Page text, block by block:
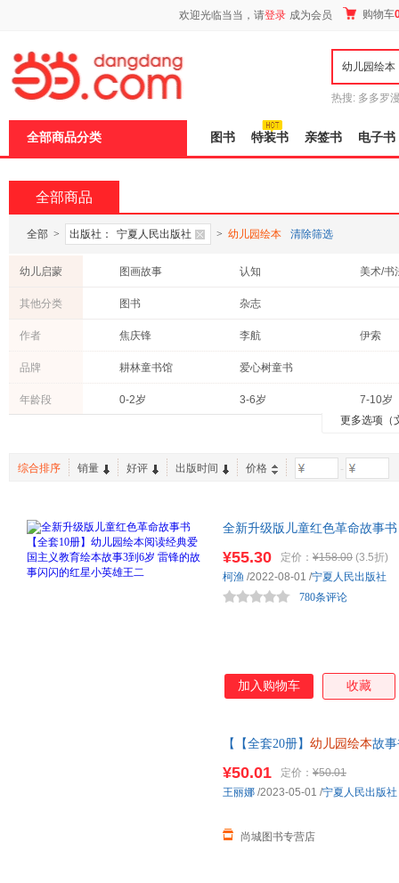
欢迎光临当当，请登录 成为会员 购物车
热搜: 多多罗
全部商品分类 图书 特装书 亲签书 电子书
全部商品
全部 > 出版社： 宁夏人民出版社 > 幼儿园绘本 清除筛选
幼儿启蒙 图画故事 认知 美术/书
其他分类 图书 杂志
作者 焦庆锋 李航
伊索
汪曾祺
格林兄弟
品牌 耕林童书馆 爱心树童书
年龄段 0-2岁 3-6岁
7-10岁
更多选项（
综合排序 销量 好评 出版时间 价格 -
全新升级版儿童红色革命故事
¥55.30 定价： ¥158.00 (3.5折)
780条评论
柯渔 /2022-08-01 /宁夏人民出版社
加入购物车 收藏
【【全套20册】 幼儿园绘本故
¥50.01 定价： ¥50.01
尚城图书专营店
王丽娜 /2023-05-01 /宁夏人民出版社
页
加